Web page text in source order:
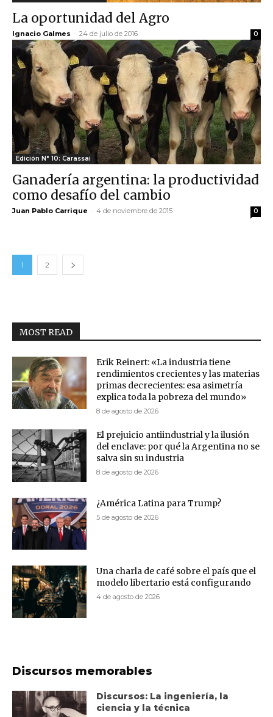
La oportunidad del Agro
Ignacio Galmes - 24 de julio de 2016 0
Edición N° 10: Carassai
Ganadería argentina: la productividad
como desafío del cambio
Juan Pablo Carrique - 4 de noviembre de 2015 0
1 2
MOST READ
Erik Reinert: «La industria tiene
rendimientos crecientes y las materias
primas decrecientes: esa asimetría
explica toda la pobreza del mundo»
8 de agosto de 2026
El prejuicio antiindustrial y la ilusión
del enclave: por qué la Argentina no se
salva sin su industria
8 de agosto de 2026
¿América Latina para Trump?
5 de agosto de 2026
Una charla de café sobre el país que el
modelo libertario está configurando
4 de agosto de 2026
Discursos memorables
Discursos: La ingeniería, la
ciencia y la técnica